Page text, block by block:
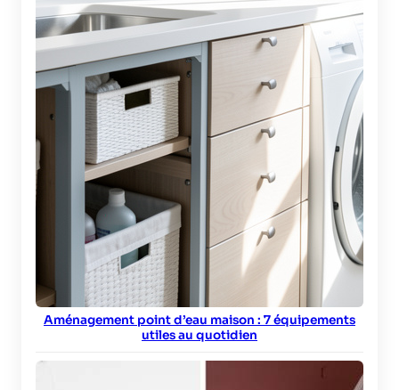
Aménagement point d’eau maison : 7 équipements
utiles au quotidien